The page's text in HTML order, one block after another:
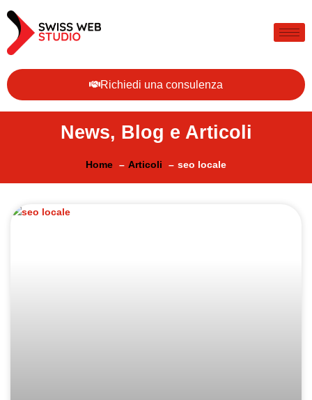
Richiedi una consulenza
News, Blog e Articoli
Home Articoli seo locale